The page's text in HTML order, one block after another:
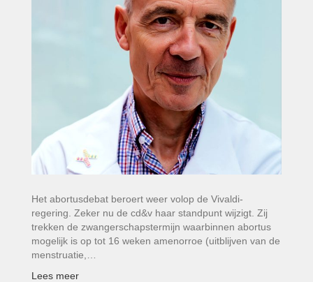
Het abortusdebat beroert weer volop de Vivaldi-
regering. Zeker nu de cd&v haar standpunt wijzigt. Zij
trekken de zwangerschapstermijn waarbinnen abortus
mogelijk is op tot 16 weken amenorroe (uitblijven van de
menstruatie,…
Lees meer